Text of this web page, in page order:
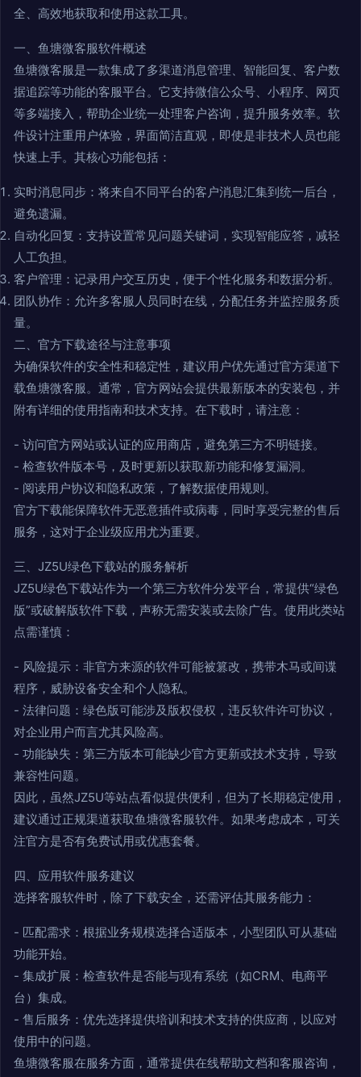
全、高效地获取和使用这款工具。
一、鱼塘微客服软件概述
鱼塘微客服是一款集成了多渠道消息管理、智能回复、客户数
据追踪等功能的客服平台。它支持微信公众号、小程序、网页
等多端接入，帮助企业统一处理客户咨询，提升服务效率。软
件设计注重用户体验，界面简洁直观，即使是非技术人员也能
快速上手。其核心功能包括：
实时消息同步：将来自不同平台的客户消息汇集到统一后台，
避免遗漏。
自动化回复：支持设置常见问题关键词，实现智能应答，减轻
人工负担。
客户管理：记录用户交互历史，便于个性化服务和数据分析。
团队协作：允许多客服人员同时在线，分配任务并监控服务质
量。
二、官方下载途径与注意事项
为确保软件的安全性和稳定性，建议用户优先通过官方渠道下
载鱼塘微客服。通常，官方网站会提供最新版本的安装包，并
附有详细的使用指南和技术支持。在下载时，请注意：
- 访问官方网站或认证的应用商店，避免第三方不明链接。
- 检查软件版本号，及时更新以获取新功能和修复漏洞。
- 阅读用户协议和隐私政策，了解数据使用规则。
官方下载能保障软件无恶意插件或病毒，同时享受完整的售后
服务，这对于企业级应用尤为重要。
三、JZ5U绿色下载站的服务解析
JZ5U绿色下载站作为一个第三方软件分发平台，常提供“绿色
版”或破解版软件下载，声称无需安装或去除广告。使用此类站
点需谨慎：
- 风险提示：非官方来源的软件可能被篡改，携带木马或间谍
程序，威胁设备安全和个人隐私。
- 法律问题：绿色版可能涉及版权侵权，违反软件许可协议，
对企业用户而言尤其风险高。
- 功能缺失：第三方版本可能缺少官方更新或技术支持，导致
兼容性问题。
因此，虽然JZ5U等站点看似提供便利，但为了长期稳定使用，
建议通过正规渠道获取鱼塘微客服软件。如果考虑成本，可关
注官方是否有免费试用或优惠套餐。
四、应用软件服务建议
选择客服软件时，除了下载安全，还需评估其服务能力：
- 匹配需求：根据业务规模选择合适版本，小型团队可从基础
功能开始。
- 集成扩展：检查软件是否能与现有系统（如CRM、电商平
台）集成。
- 售后服务：优先选择提供培训和技术支持的供应商，以应对
使用中的问题。
鱼塘微客服在服务方面，通常提供在线帮助文档和客服咨询，